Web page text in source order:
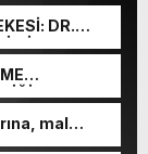
DR.
SGK
mal